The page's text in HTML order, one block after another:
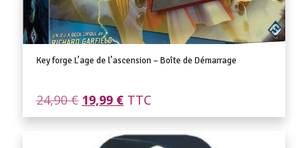
Key forge L’age de l’ascension – Boîte de Démarrage
24,90€ Le
initial
était :
19,99 €Le
actuel
est :
TTC